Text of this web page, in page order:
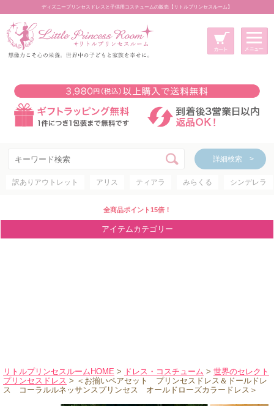
ディズニープリンセスドレスと子供用コスチュームの販売【リトルプリンセスルーム】
詳細検索 >
訳ありアウトレット アリス ティアラ みらくる シンデレラ
全商品ポイント15倍！
アイテムカテゴリー
リトルプリンセスルームHOME > ドレス・コスチューム > 世界のセレクト
プリンセスドレス > ＜お揃いペアセット プリンセスドレス＆ドールドレ
ス コーラルルネッサンスプリンセス オールドローズカラードレス＞
新規会員登録
マイページ
カート
詳細検索 >
アイテムカテゴリー
ディズニープリンセス
ディズニキャラクター
アウトレット